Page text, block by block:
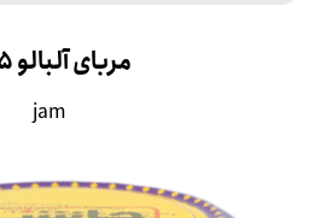
مربای آلبالو 285
jam